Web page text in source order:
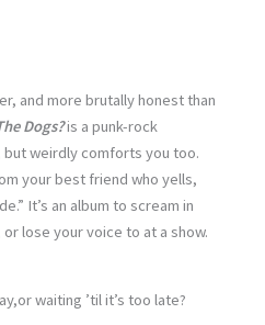
and more brutally honest than
Dogs?is a punk-rock
weirdly comforts you too.
your best friend who yells,
It’s an album to scream in
lose your voice to at a show.
waiting ’til it’s too late?